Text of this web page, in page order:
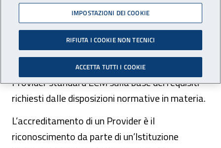
Il Provider Inail ECM, a partire dal 2013, realizza
iniziative formative quale Provider pubblico
nazionale per l’Educazione Continua in Medicina
e dal novembre 2017 l’Inail è riconosciuto
Provider standard ECM sulla base dei requisiti
richiesti dalle disposizioni normative in materia.
L’accreditamento di un Provider è il
riconoscimento da parte di un’Istituzione
IMPOSTAZIONI DEI COOKIE
RIFIUTA I COOKIE NON TECNICI
ACCETTA TUTTI I COOKIE